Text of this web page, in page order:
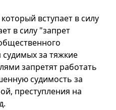
вступает в силу
в силу "запрет
судимых за тяжкие
запретят работать
судимость за
преступления на